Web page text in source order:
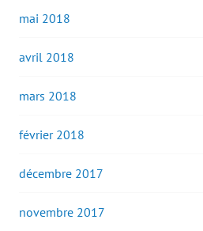
mai 2018
avril 2018
mars 2018
février 2018
décembre 2017
novembre 2017